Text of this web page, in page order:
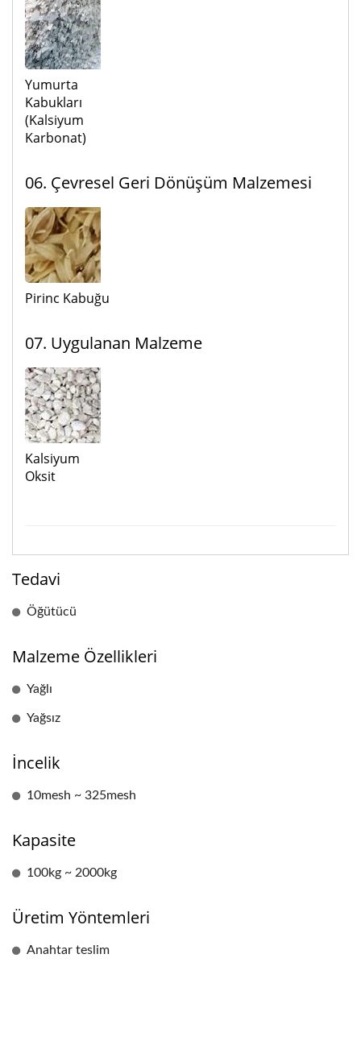
Yumurta
Kabukları
(Kalsiyum
Karbonat)
06. Çevresel Geri Dönüşüm Malzemesi
Pirinc Kabuğu
07. Uygulanan Malzeme
Kalsiyum
Oksit
Tedavi
Öğütücü
Malzeme Özellikleri
Yağlı
Yağsız
İncelik
10mesh ~ 325mesh
Kapasite
100kg ~ 2000kg
Üretim Yöntemleri
Anahtar teslim